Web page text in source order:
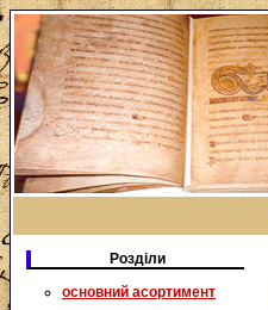
Розділи
основний асортимент